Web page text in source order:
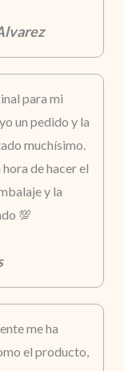
para mi
un pedido y la
muchísimo.
de hacer el
y la
💯
me ha
el producto,